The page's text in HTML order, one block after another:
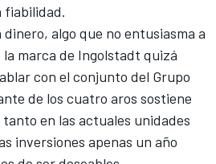
fiabilidad.
algo que no entusiasma a
marca de Ingolstadt quizá
con el conjunto del Grupo
de los cuatro aros sostiene
en las actuales unidades
inversiones apenas un año